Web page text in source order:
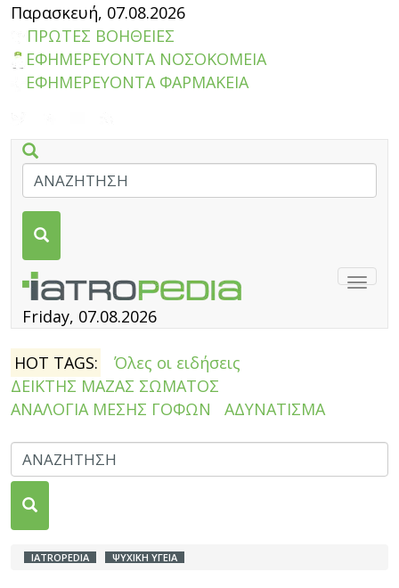
Παρασκευή, 07.08.2026
ΠΡΩΤΕΣ ΒΟΗΘΕΙΕΣ
ΕΦΗΜΕΡΕΥΟΝΤΑ ΝΟΣΟΚΟΜΕΙΑ
ΕΦΗΜΕΡΕΥΟΝΤΑ ΦΑΡΜΑΚΕΙΑ
Friday, 07.08.2026
HOT TAGS:
Όλες οι ειδήσεις
ΔΕΙΚΤΗΣ ΜΑΖΑΣ ΣΩΜΑΤΟΣ
ΑΝΑΛΟΓΙΑ ΜΕΣΗΣ ΓΟΦΩΝ
ΑΔΥΝΑΤΙΣΜΑ
IATROPEDIA ΨΥΧΙΚΗ ΥΓΕΙΑ